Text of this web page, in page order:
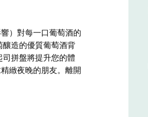
）對每一口葡萄酒的
造的優質葡萄酒背
拼盤將提升您的體
緻夜晚的朋友。離開